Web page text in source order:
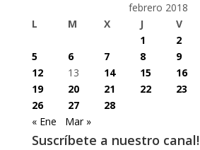
febrero 2018
L
M X J V
1
2
5
6 7 8 9
12
13 14 15 16
19
20 21 22 23
26
27
28
« Ene
Mar »
Suscríbete a nuestro canal!